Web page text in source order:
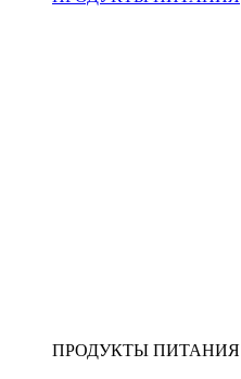
ПРОДУКТЫ ПИТАНИЯ